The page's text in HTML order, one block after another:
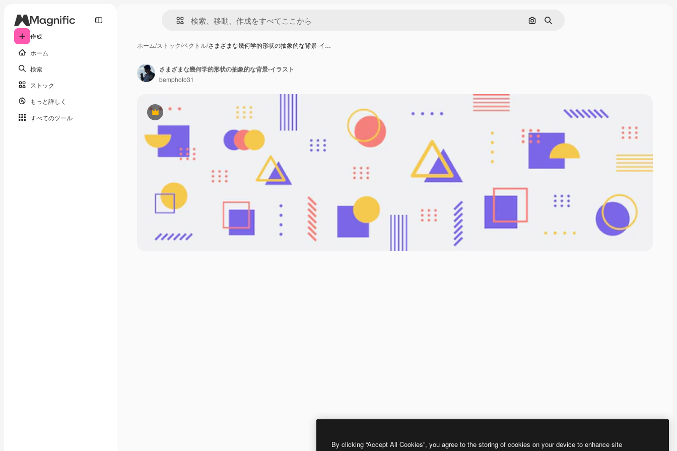
作成
ホーム
検索
ストック
もっと詳しく
すべてのツール
画像で検索
検索
ホーム/ストック/ベクトル/さまざまな幾何学的形状の抽象的な背景-イ…
Premium
さまざまな幾何学的形状の抽象的な背景-イラスト
bemphoto31
By clicking “Accept All Cookies”, you agree to the storing of cookies on your device to enhance site